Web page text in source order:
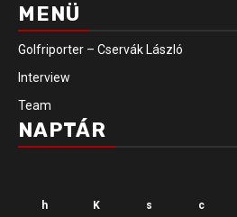
MENÜ
Golfriporter – Cservák László
Interview
Team
NAPTÁR
h K s c